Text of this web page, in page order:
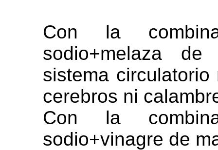
Con la
sodio+melaza
sistema
cerebros ni
Con la
sodio+vinagre de